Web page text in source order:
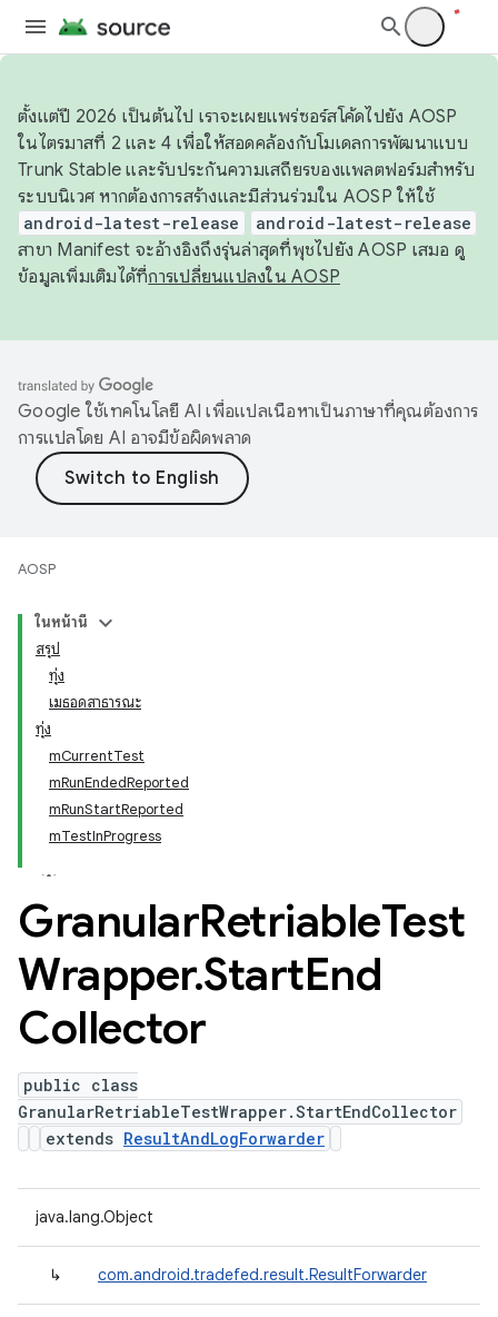
ตั้งแต่ปี 2026 เป็นต้นไป เราจะเผยแพร่ซอร์สโค้ดไปยัง AOSP
ในไตรมาสที่ 2 และ 4 เพื่อให้สอดคล้องกับโมเดลการพัฒนาแบบ
Trunk Stable และรับประกันความเสถียรของแพลตฟอร์มสำหรับ
ระบบนิเวศ หากต้องการสร้างและมีส่วนร่วมใน AOSP ให้ใช้
android-latest-release android-latest-release
สาขา Manifest จะอ้างอิงถึงรุ่นล่าสุดที่พุชไปยัง AOSP เสมอ ดู
ข้อมูลเพิ่มเติมได้ที่การเปลี่ยนแปลงใน AOSP
Google ใช้เทคโนโลยี AI เพื่อแปลเนื้อหาเป็นภาษาที่คุณต้องการ
การแปลโดย AI อาจมีข้อผิดพลาด
AOSP
ในหน้านี้
สรุป
ทุ่ง
เมธอดสาธารณะ
ทุ่ง
mCurrentTest
mRunEndedReported
mRunStartReported
mTestInProgress
GranularRetriableTest
Wrapper.StartEnd
Collector
public class
GranularRetriableTestWrapper.StartEndCollector
extends ResultAndLogForwarder
java.lang.Object
↳ com.android.tradefed.result.ResultForwarder